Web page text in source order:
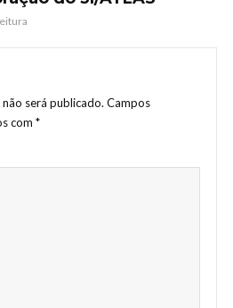
será publicado. Campos
com *